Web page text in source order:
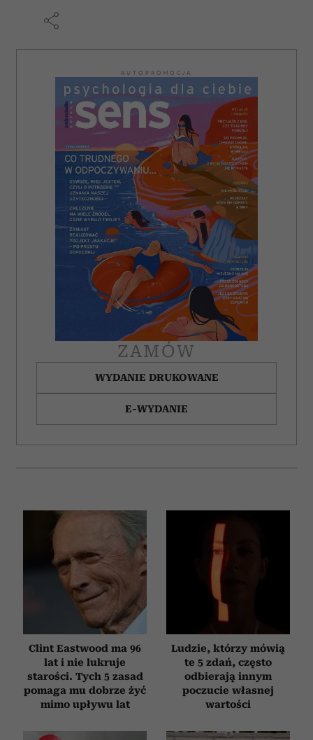
AUTOPROMOCJA
ZAMÓW
WYDANIE DRUKOWANE
E-WYDANIE
Clint Eastwood ma 96
lat i nie lukruje
starości. Tych 5 zasad
pomaga mu dobrze żyć
mimo upływu lat
Ludzie, którzy mówią
te 5 zdań, często
odbierają innym
poczucie własnej
wartości